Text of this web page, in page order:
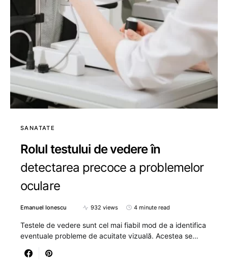
SANATATE
Rolul testului de vedere în
detectarea precoce a problemelor
oculare
Emanuel Ionescu 932 views 4 minute read
Testele de vedere sunt cel mai fiabil mod de a identifica
eventuale probleme de acuitate vizuală. Acestea se…